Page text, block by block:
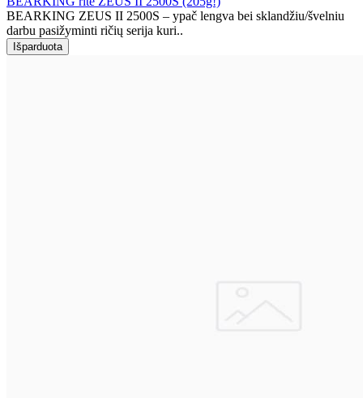
BEARKING ZEUS II 2500S – ypač lengva bei sklandžiu/švelniu
darbu pasižyminti ričių serija kuri..